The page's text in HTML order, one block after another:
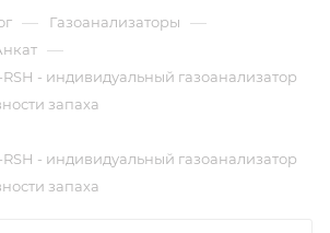
— Газоанализаторы —
—
- индивидуальный газоанализатор
запаха
- индивидуальный газоанализатор
запаха